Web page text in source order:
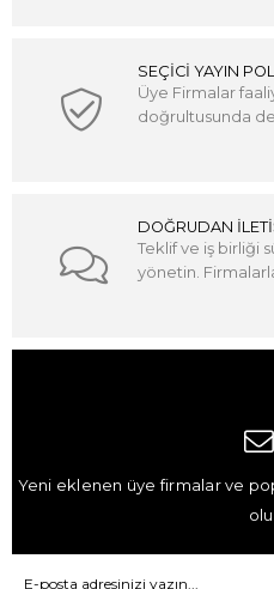
SEÇİCİ YAYIN
Üye Firmalar
doğrultusunda
DOĞRUDAN
Teklif ve iş birliği
yönetin.
Yeni eklenen üye firmalar ve